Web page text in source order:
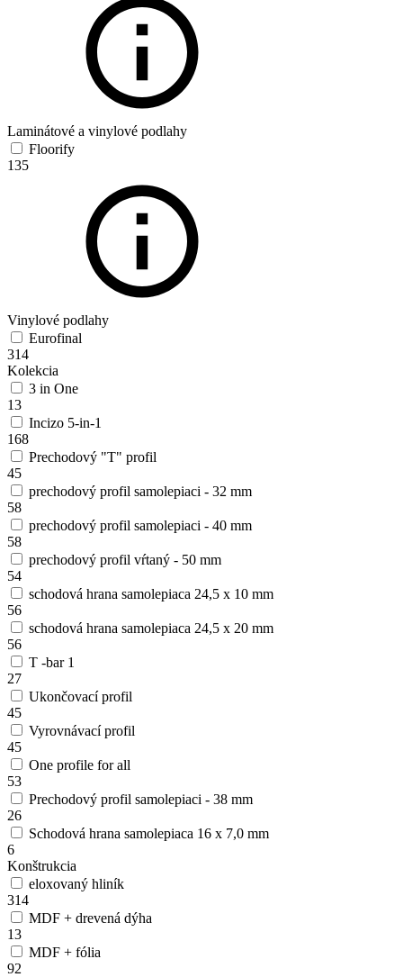
Laminátové a vinylové podlahy
Floorify
135
Vinylové podlahy
Eurofinal
314
Kolekcia
3 in One
13
Incizo 5-in-1
168
Prechodový "T" profil
45
prechodový profil samolepiaci - 32 mm
58
prechodový profil samolepiaci - 40 mm
58
prechodový profil vŕtaný - 50 mm
54
schodová hrana samolepiaca 24,5 x 10 mm
56
schodová hrana samolepiaca 24,5 x 20 mm
56
T -bar 1
27
Ukončovací profil
45
Vyrovnávací profil
45
One profile for all
53
Prechodový profil samolepiaci - 38 mm
26
Schodová hrana samolepiaca 16 x 7,0 mm
6
Konštrukcia
eloxovaný hliník
314
MDF + drevená dýha
13
MDF + fólia
92